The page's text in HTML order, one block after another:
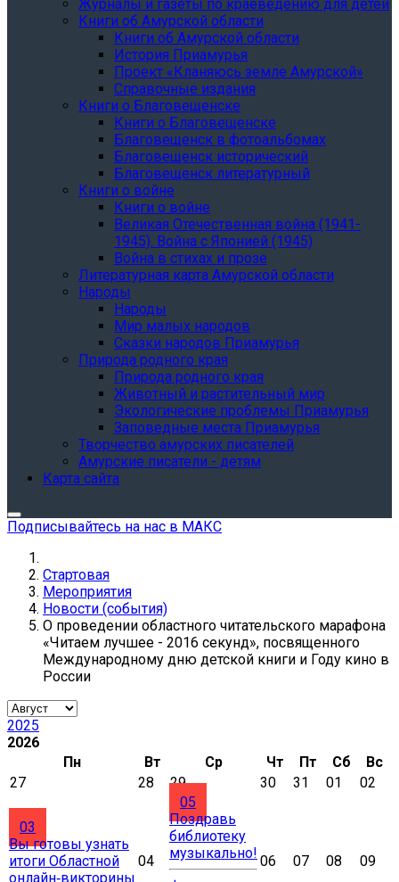
Журналы и газеты по краеведению для детей
Книги об Амурской области
Книги об Амурской области
История Приамурья
Проект «Кланяюсь земле Амурской»
Справочные издания
Книги о Благовещенске
Книги о Благовещенске
Благовещенск в фотоальбомах
Благовещенск исторический
Благовещенск литературный
Книги о войне
Книги о войне
Великая Отечественная война (1941-
1945). Война с Японией (1945)
Война в стихах и прозе
Литературная карта Амурской области
Народы
Народы
Мир малых народов
Сказки народов Приамурья
Природа родного края
Природа родного края
Животный и растительный мир
Экологические проблемы Приамурья
Заповедные места Приамурья
Творчество амурских писателей
Амурские писатели - детям
Карта сайта
Подписывайтесь на нас в МАКС
Стартовая
Мероприятия
Новости (события)
О проведении областного читательского марафона
«Читаем лучшее - 2016 секунд», посвященного
Международному дню детской книги и Году кино в
России
2025
2026
Пн
Вт Ср Чт Пт Сб
Вс
27
28 29 30 31 01 02
03
Вы готовы узнать
итоги Областной
онлайн‑викторины
04
05
Поздравь
библиотеку
музыкально! 06 07 08 09